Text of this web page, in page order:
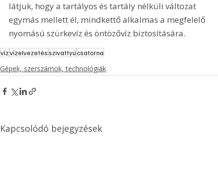
látjuk, hogy a tartályos és tartály nélküli változat
egymás mellett él, mindkettő alkalmas a megfelelő
vízvízelvezetésszivattyúcsatorna
Gépek, szerszámok, technológiák
Kapcsolódó bejegyzések